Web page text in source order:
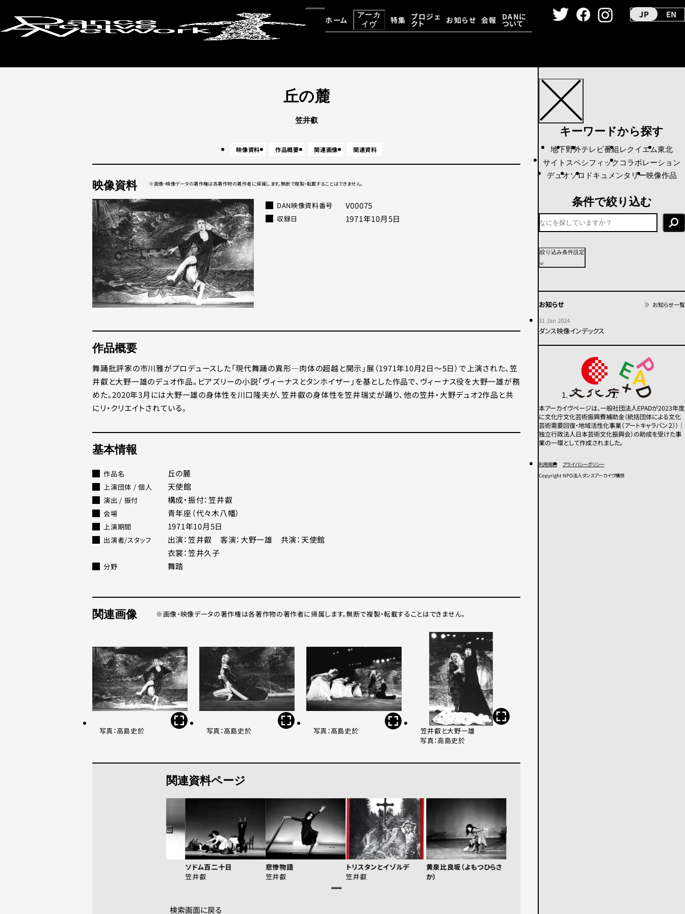
JP EN
ホーム
アーカ
イヴ
特集 プロジェ
クト お知らせ 会報 DANに
ついて
丘の麓
笠井叡
映像資料 作品概要 関連画像 関連資料
映像資料 画像・映像データの著作権は各著作物の著作者に帰属します。無断で複製・転載することはできません。
DAN映像資料番号 V00075
収録⽇ 1971年10月5日
作品概要
舞踊批評家の市川雅がプロデュースした「現代舞踊の異形―肉体の超越と開示」展（1971年10月2日～5日）で上演された、笠
井叡と大野一雄のデュオ作品。ビアズリーの小説「ヴィーナスとタンホイザー」を基とした作品で、ヴィーナス役を大野一雄が務
めた。2020年3月には大野一雄の身体性を川口隆夫が、笠井叡の身体性を笠井瑞丈が踊り、他の笠井・大野デュオ2作品と共
にリ・クリエイトされている。
基本情報
作品名 丘の麓
上演団体 / 個人 天使館
演出 / 振付 構成・振付：笠井叡
会場 青年座（代々木八幡）
上演期間 1971年10月5日
出演者/スタッフ
出演：笠井叡 客演：大野一雄 共演：天使館
衣裳：笠井久子
分野 舞踏
関連画像 画像・映像データの著作権は各著作物の著作者に帰属します。無断で複製・転載することはできません。
写真：高島史於 写真：高島史於 写真：高島史於
笠井叡と大野一雄
写真：高島史於
関連資料ページ
ソドム百二十日
笠井叡
悲惨物語
笠井叡
トリスタンとイゾルデ
笠井叡
黄泉比良坂（よもつひらさ
か）
検索画面に戻る
キーワードから探す
地下野外テレビ番組 レクイエム東北
サイトスペシフィック コラボレーション
デュオソロ ドキュメンタリー映像作品
条件で絞り込む
上演年代
1960年代
1950年代以前
不明
コンテンポラリー
舞踏
パフォーマンス
この条件で検索
絞り込み条件設定
お知らせ
お知らせ一覧
31 Jan 2024
ダンス映像インデックス
本アーカイヴページは、一般社団法人EPADが2023年度
に文化庁文化芸術振興費補助金（統括団体による文化
芸術需要回復・地域活性化事業（アートキャラバン２））｜
独立行政法人日本芸術文化振興会）の助成を受けた事
業の一環として作成されました。
利用規約
プライバシーポリシー
Copyright NPO法人ダンスアーカイヴ構想